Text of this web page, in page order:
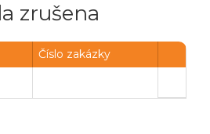
zrušena
Číslo zakázky